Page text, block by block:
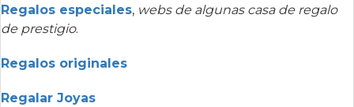
Regalos especiales, webs de algunas casa de regalo
de prestigio.
Regalos originales
Regalar Joyas